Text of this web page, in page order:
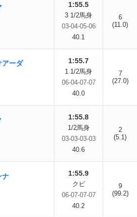
1:55.5
3 1/2馬身
03-04-05-06
40.1
6
(11.0)
アーダ 1:55.7
1 1/2馬身
06-04-07-07
40.0
7
(27.0)
1:55.8
1/2馬身
03-03-03-03
40.6
2
(5.1)
ナ 1:55.9
クビ
06-07-07-07
40.2
9
(99.2)